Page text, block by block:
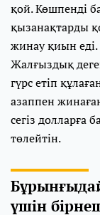
қой. Көшпенді
қызанақтарды
жинау қиын еді.
Жалғыздық
гүрс етіп
азаппен
сегіз долларға
төлейтін.
үшін